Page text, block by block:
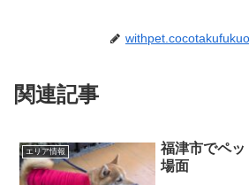
関連記事
エリア情報
福津市でペ
場面